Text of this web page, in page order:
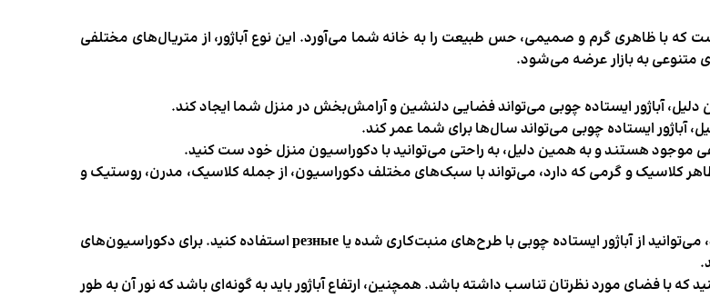
که با ظاهری گرم و صمیمی، حس طبیعت را به خانه شما می‌آورد. این نوع آباژور، از متریال‌های مختلفی
متنوعی به بازار عرضه می‌شود.
آباژور ایستاده چوبی می‌تواند فضایی دلنشین و آرامش‌بخش در منزل شما ایجاد کند.
آباژور ایستاده چوبی می‌تواند سال‌ها برای شما عمر کند.
موجود هستند و به همین دلیل، به راحتی می‌توانید با دکوراسیون منزل خود ست کنید.
ظاهر کلاسیک و گرمی که دارد، می‌تواند با سبک‌های مختلف دکوراسیون، از جمله کلاسیک، مدرن، روستیک و
اگر دکوراسیونی کلاسیک دارید، می‌توانید از آباژور ایستاده چوبی با طرح‌های منبت‌کاری شده یا резные استفاده کنید. برای دکوراسیون‌های
که با فضای مورد نظرتان تناسب داشته باشد. همچنین، ارتفاع آباژور باید به گونه‌ای باشد که نور آن به طور